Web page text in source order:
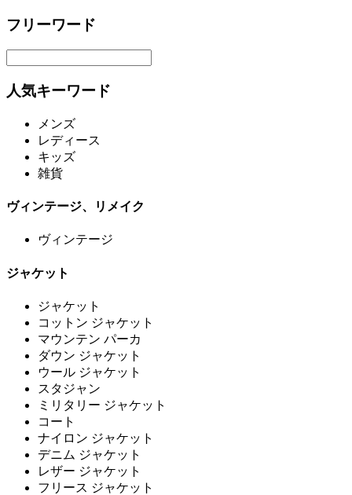
フリーワード
人気キーワード
メンズ
レディース
キッズ
雑貨
ヴィンテージ、リメイク
ヴィンテージ
ジャケット
ジャケット
コットン ジャケット
マウンテン パーカ
ダウン ジャケット
ウール ジャケット
スタジャン
ミリタリー ジャケット
コート
ナイロン ジャケット
デニム ジャケット
レザー ジャケット
フリース ジャケット